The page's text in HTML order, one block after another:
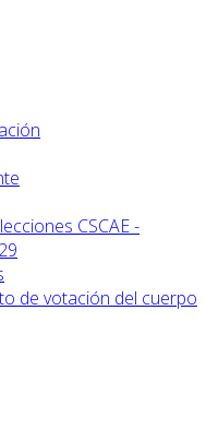
CSCAE -
de votación del cuerpo